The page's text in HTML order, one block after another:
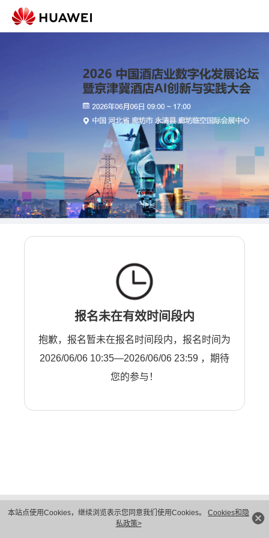
本站点使用Cookies，继续浏览表示您同意我们使用Cookies。 Cookies和隐
私政策>
报名未在有效时间段内
抱歉，报名暂未在报名时间段内，报名时间为
2026/06/06 10:35—2026/06/06 23:59 ，期待
您的参与！
隐私保护
法律声明